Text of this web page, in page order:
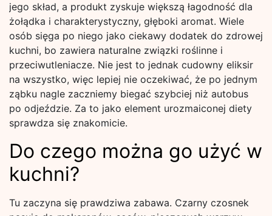
jego skład, a produkt zyskuje większą łagodność dla
żołądka i charakterystyczny, głęboki aromat. Wiele
osób sięga po niego jako ciekawy dodatek do zdrowej
kuchni, bo zawiera naturalne związki roślinne i
przeciwutleniacze. Nie jest to jednak cudowny eliksir
na wszystko, więc lepiej nie oczekiwać, że po jednym
ząbku nagle zaczniemy biegać szybciej niż autobus
po odjeździe. Za to jako element urozmaiconej diety
sprawdza się znakomicie.
Do czego można go użyć w
kuchni?
Tu zaczyna się prawdziwa zabawa. Czarny czosnek